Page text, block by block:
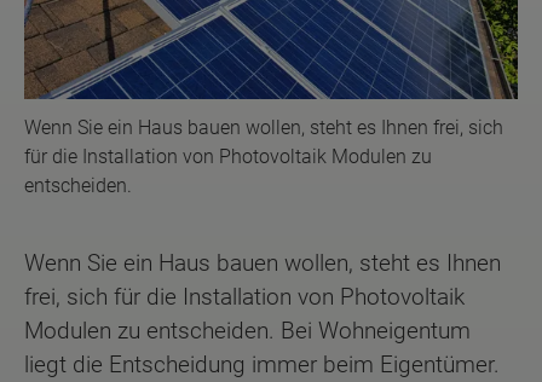
Wenn Sie ein Haus bauen wollen, steht es Ihnen frei, sich
für die Installation von Photovoltaik Modulen zu
entscheiden.
Wenn Sie ein Haus bauen wollen, steht es Ihnen
frei, sich für die Installation von Photovoltaik
Modulen zu entscheiden. Bei Wohneigentum
liegt die Entscheidung immer beim Eigentümer.